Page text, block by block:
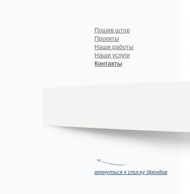
Пошив штор
Проекты
Наши работы
Наши услуги
Контакты
вернуться к списку брендов